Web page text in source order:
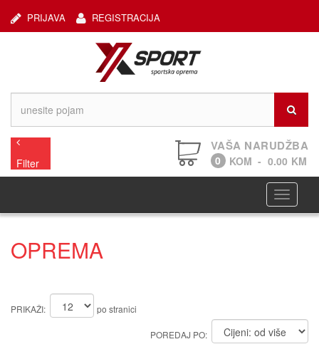
REGISTRACIJA
PRIJAVA
Filter
VAŠA NARUDŽBA
0 KOM - 0.00 KM
OPREMA
PRIKAŽI: po stranici
POREDAJ PO: